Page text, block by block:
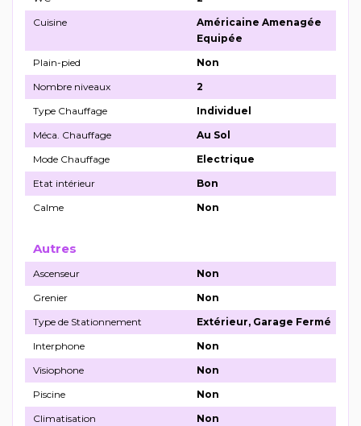
Cuisine
Américaine Amenagée
Equipée
Plain-pied
Non
Nombre niveaux
2
Type Chauffage
Individuel
Méca. Chauffage
Au Sol
Mode Chauffage
Electrique
Etat intérieur
Bon
Calme
Non
Autres
Ascenseur
Non
Grenier
Non
Type de Stationnement
Extérieur, Garage Fermé
Interphone
Non
Visiophone
Non
Piscine
Non
Climatisation
Non